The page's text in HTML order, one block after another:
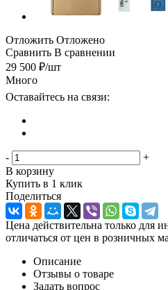
Отложить Отложено
Сравнить В сравнении
29 500 ₽/шт
Много
Оставайтесь на связи:
-
+
В корзину
Купить в 1 клик
Поделиться
Цена действительна только для
отличаться от цен в розничных
Описание
Отзывы о товаре
Задать вопрос